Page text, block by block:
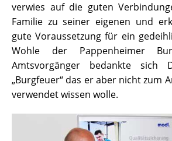
verwies auf die guten
Familie zu seiner eigenen und
gute Voraussetzung für ein
Wohle der Pappenheimer
Amtsvorgänger bedankte sich
„Burgfeuer“ das er aber nicht zum
verwendet wissen wolle.